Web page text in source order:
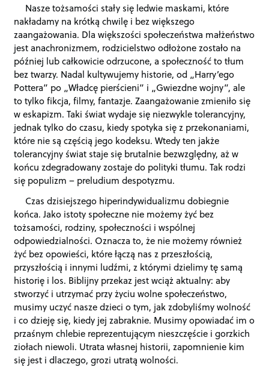
Nasze tożsamości stały się ledwie maskami, które
nakładamy na krótką chwilę i bez większego
zaangażowania. Dla większości społeczeństwa małżeństwo
jest anachronizmem, rodzicielstwo odłożone zostało na
później lub całkowicie odrzucone, a społeczność to tłum
bez twarzy. Nadal kultywujemy historie, od „Harry’ego
Pottera” po „Władcę pierścieni” i „Gwiezdne wojny”, ale
to tylko fikcja, filmy, fantazje. Zaangażowanie zmieniło się
w eskapizm. Taki świat wydaje się niezwykle tolerancyjny,
jednak tylko do czasu, kiedy spotyka się z przekonaniami,
które nie są częścią jego kodeksu. Wtedy ten jakże
tolerancyjny świat staje się brutalnie bezwzględny, aż w
końcu zdegradowany zostaje do polityki tłumu. Tak rodzi
się populizm – preludium despotyzmu.
Czas dzisiejszego hiperindywidualizmu dobiegnie
końca. Jako istoty społeczne nie możemy żyć bez
tożsamości, rodziny, społeczności i wspólnej
odpowiedzialności. Oznacza to, że nie możemy również
żyć bez opowieści, które łączą nas z przeszłością,
przyszłością i innymi ludźmi, z którymi dzielimy tę samą
historię i los. Biblijny przekaz jest wciąż aktualny: aby
stworzyć i utrzymać przy życiu wolne społeczeństwo,
musimy uczyć nasze dzieci o tym, jak zdobyliśmy wolność
i co dzieję się, kiedy jej zabraknie. Musimy opowiadać im o
przaśnym chlebie reprezentującym nieszczęście i gorzkich
ziołach niewoli. Utrata własnej historii, zapomnienie kim
się jest i dlaczego, grozi utratą wolności.